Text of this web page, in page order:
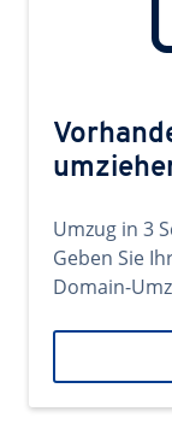
Umzug in 3
Geben Sie
Domain-